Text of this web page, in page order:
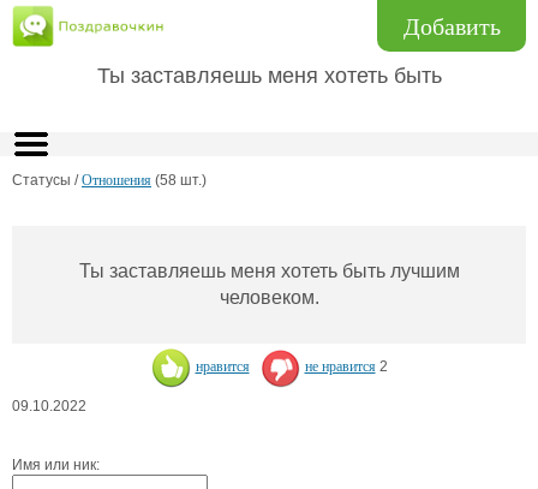
Добавить
Ты заставляешь меня хотеть быть
Статусы /Отношения (58 шт.)
Ты заставляешь меня хотеть быть лучшим
человеком.
нравится не нравится 2
09.10.2022
Имя или ник: